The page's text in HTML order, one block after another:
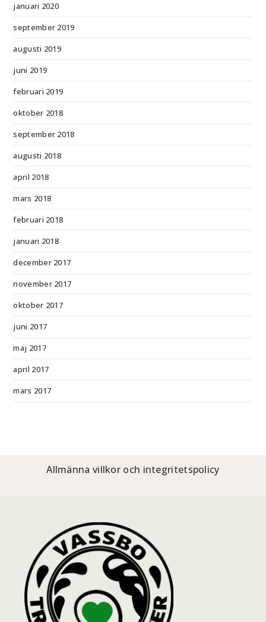
januari 2020
september 2019
augusti 2019
juni 2019
februari 2019
oktober 2018
september 2018
augusti 2018
april 2018
mars 2018
februari 2018
januari 2018
december 2017
november 2017
oktober 2017
juni 2017
maj 2017
april 2017
mars 2017
Allmänna villkor och integritetspolicy